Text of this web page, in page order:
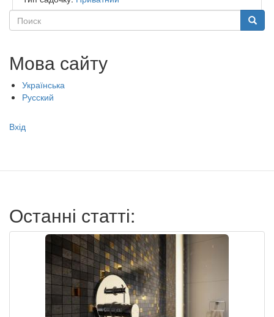
Поиск
Поиск
Мова сайту
Українська
Русский
Меню
записи
Вхід
Останні статті: